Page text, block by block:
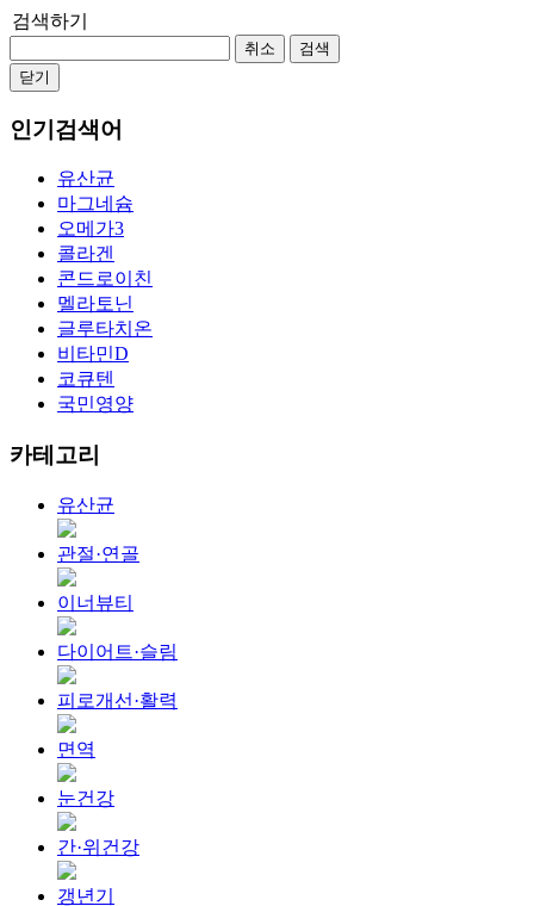
검색하기
취소
검색
닫기
인기검색어
유산균
마그네슘
오메가3
콜라겐
콘드로이친
멜라토닌
글루타치온
비타민D
코큐텐
국민영양
카테고리
유산균
관절·연골
이너뷰티
다이어트·슬림
피로개선·활력
면역
눈건강
간·위건강
갱년기